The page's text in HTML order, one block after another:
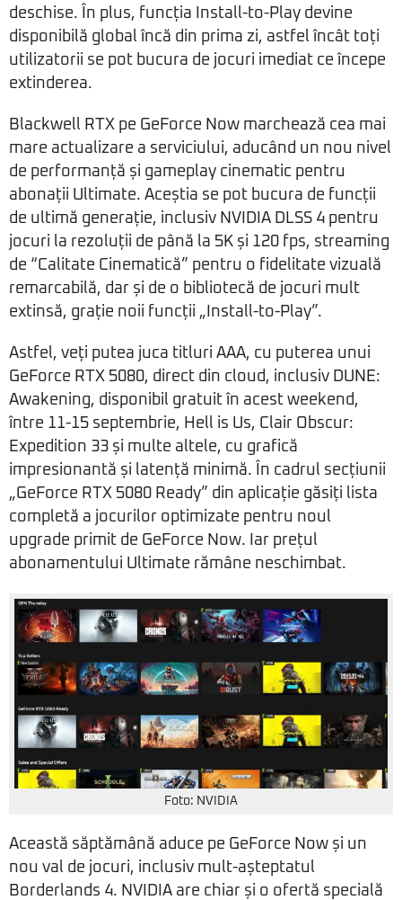
deschise. În plus, funcția Install-to-Play devine
disponibilă global încă din prima zi, astfel încât toți
utilizatorii se pot bucura de jocuri imediat ce începe
extinderea.
Blackwell RTX pe GeForce Now marchează cea mai
mare actualizare a serviciului, aducând un nou nivel
de performanță și gameplay cinematic pentru
abonații Ultimate. Aceștia se pot bucura de funcții
de ultimă generație, inclusiv NVIDIA DLSS 4 pentru
jocuri la rezoluții de până la 5K și 120 fps, streaming
de “Calitate Cinematică” pentru o fidelitate vizuală
remarcabilă, dar și de o bibliotecă de jocuri mult
extinsă, grație noii funcții „Install-to-Play”.
Astfel, veți putea juca titluri AAA, cu puterea unui
GeForce RTX 5080, direct din cloud, inclusiv DUNE:
Awakening, disponibil gratuit în acest weekend,
între 11-15 septembrie, Hell is Us, Clair Obscur:
Expedition 33 și multe altele, cu grafică
impresionantă și latență minimă. În cadrul secțiunii
„GeForce RTX 5080 Ready” din aplicație găsiți lista
completă a jocurilor optimizate pentru noul
upgrade primit de GeForce Now. Iar prețul
abonamentului Ultimate rămâne neschimbat.
Foto: NVIDIA
Această săptămână aduce pe GeForce Now și un
nou val de jocuri, inclusiv mult-așteptatul
Borderlands 4. NVIDIA are chiar și o ofertă specială